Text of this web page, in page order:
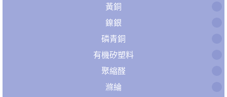
黃銅
鎳銀
磷青銅
有機矽塑料
聚縮醛
滌綸